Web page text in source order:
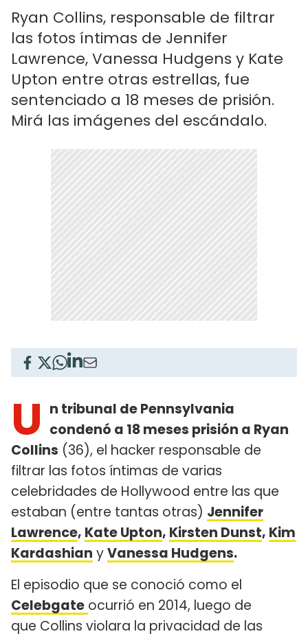
Ryan Collins, responsable de filtrar
las fotos íntimas de Jennifer
Lawrence, Vanessa Hudgens y Kate
Upton entre otras estrellas, fue
sentenciado a 18 meses de prisión.
Mirá las imágenes del escándalo.
U n tribunal de Pennsylvania
condenó a 18 meses prisión a Ryan
Collins (36), el hacker responsable de
filtrar las fotos íntimas de varias
celebridades de Hollywood entre las que
estaban (entre tantas otras) Jennifer
Lawrence, Kate Upton, Kirsten Dunst, Kim
Kardashian yVanessa Hudgens.
El episodio que se conoció como el
Celebgate ocurrió en 2014, luego de
que Collins violara la privacidad de las